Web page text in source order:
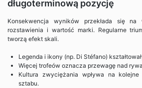
długoterminową pozycję
Konsekwencja wyników przekłada się na
rozstawienia i wartość marki. Regularne
tworzą efekt skali.
Legenda i ikony (np. Di Stéfano)
Więcej trofeów oznacza przewagę nad
Kultura zwyciężania wpływa na
sztabu.